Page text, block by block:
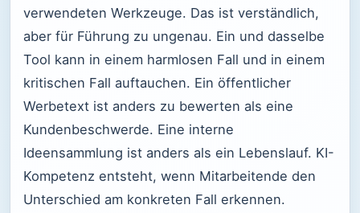
verwendeten Werkzeuge. Das ist verständlich,
aber für Führung zu ungenau. Ein und dasselbe
Tool kann in einem harmlosen Fall und in einem
kritischen Fall auftauchen. Ein öffentlicher
Werbetext ist anders zu bewerten als eine
Kundenbeschwerde. Eine interne
Ideensammlung ist anders als ein Lebenslauf. KI-
Kompetenz entsteht, wenn Mitarbeitende den
Unterschied am konkreten Fall erkennen.